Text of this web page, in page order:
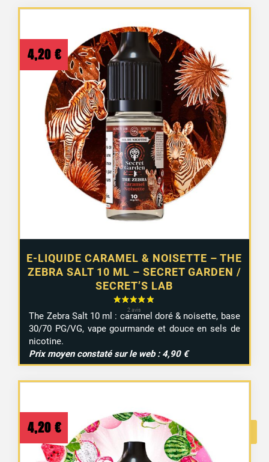
E-LIQUIDE CARAMEL & NOISETTE – THE
ZEBRA SALT 10 ML – SECRET GARDEN /
SECRET’S LAB
4,20 €
The Zebra Salt 10 ml : caramel doré & noisette, base
30/70 PG/VG, vape gourmande et douce en sels de
nicotine.
Prix moyen constaté sur le web : 4,90 €
4,20 €